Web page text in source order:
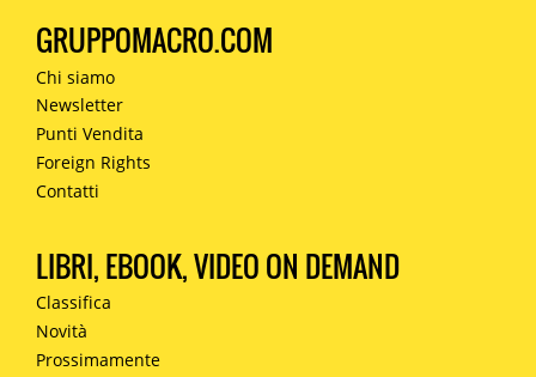
GRUPPOMACRO.COM
Chi siamo
Newsletter
Punti Vendita
Foreign Rights
Contatti
LIBRI, EBOOK, VIDEO ON DEMAND
Classifica
Novità
Prossimamente